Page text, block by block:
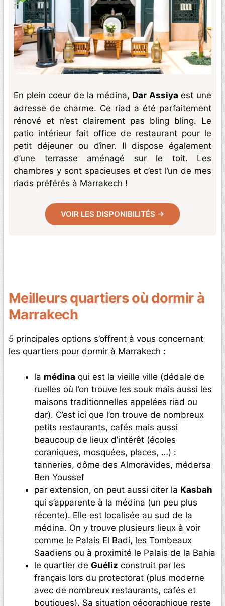
En plein coeur de la médina, Dar Assiya est une
adresse de charme. Ce riad a été parfaitement
rénové et n’est clairement pas bling bling. Le
patio intérieur fait office de restaurant pour le
petit déjeuner ou dîner. Il dispose également
d’une terrasse aménagé sur le toit. Les
chambres y sont spacieuses et c’est l’un de mes
riads préférés à Marrakech !
VOIR LES DISPONIBILITÉS →
Meilleurs quartiers où dormir à
Marrakech
5 principales options s’offrent à vous concernant
les quartiers pour dormir à Marrakech :
la médina qui est la vieille ville (dédale de
ruelles où l’on trouve les souk mais aussi les
maisons traditionnelles appelées riad ou
dar). C’est ici que l’on trouve de nombreux
petits restaurants, cafés mais aussi
beaucoup de lieux d’intérêt (écoles
coraniques, mosquées, places, …) :
tanneries, dôme des Almoravides, médersa
Ben Youssef
par extension, on peut aussi citer la Kasbah
qui s’apparente à la médina (un peu plus
récente). Elle est localisée au sud de la
médina. On y trouve plusieurs lieux à voir
comme le Palais El Badi, les Tombeaux
Saadiens ou à proximité le Palais de la Bahia
le quartier de Guéliz construit par les
français lors du protectorat (plus moderne
avec de nombreux restaurants, cafés et
boutiques). Sa situation géographique reste